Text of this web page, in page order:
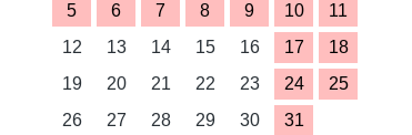
5
6 7 8 9 10
11
12
13 14 15 16 17
18
19
20 21 22 23 24
25
26
27 28 29 30 31